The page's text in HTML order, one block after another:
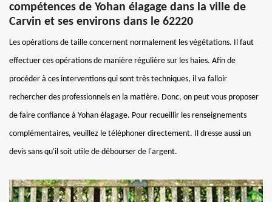
compétences de Yohan élagage dans la ville de
Carvin et ses environs dans le 62220
Les opérations de taille concernent normalement les végétations. Il faut
effectuer ces opérations de manière régulière sur les haies. Afin de
procéder à ces interventions qui sont très techniques, il va falloir
rechercher des professionnels en la matière. Donc, on peut vous proposer
de faire confiance à Yohan élagage. Pour recueillir les renseignements
complémentaires, veuillez le téléphoner directement. Il dresse aussi un
devis sans qu'il soit utile de débourser de l'argent.